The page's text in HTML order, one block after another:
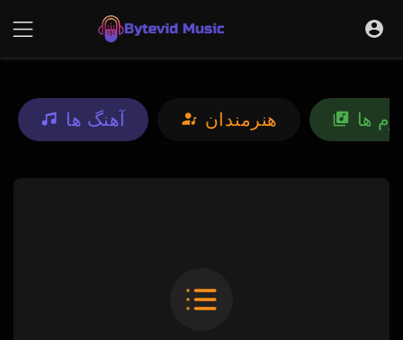
آهنگ ها هنرمندان ها